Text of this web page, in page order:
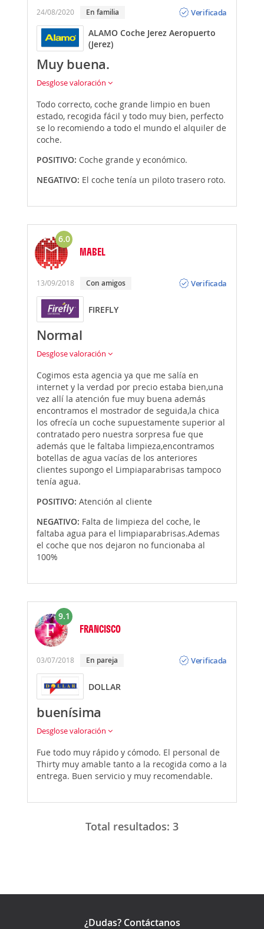
24/08/2020 En familia
Verificada
ALAMO Coche Jerez Aeropuerto
(Jerez)
Muy buena.
Desglose valoración
Todo correcto, coche grande limpio en buen
estado, recogida fácil y todo muy bien, perfecto
se lo recomiendo a todo el mundo el alquiler de
coche.
POSITIVO: Coche grande y económico.
NEGATIVO: El coche tenía un piloto trasero roto.
6.0
MABEL
13/09/2018 Con amigos
Verificada
FIREFLY
Normal
Desglose valoración
Cogimos esta agencia ya que me salía en
internet y la verdad por precio estaba bien,una
vez allí la atención fue muy buena además
encontramos el mostrador de seguida,la chica
los ofrecía un coche supuestamente superior al
contratado pero nuestra sorpresa fue que
además que le faltaba limpieza,encontramos
botellas de agua vacías de los anteriores
clientes supongo el Limpiaparabrisas tampoco
tenía agua.
POSITIVO: Atención al cliente
NEGATIVO: Falta de limpieza del coche, le
faltaba agua para el limpiaparabrisas.Ademas
el coche que nos dejaron no funcionaba al
100%
9.1
FRANCISCO
03/07/2018 En pareja
Verificada
DOLLAR
buenísima
Desglose valoración
Fue todo muy rápido y cómodo. El personal de
Thirty muy amable tanto a la recogida como a la
entrega. Buen servicio y muy recomendable.
Total resultados: 3
¿Dudas? Contáctanos